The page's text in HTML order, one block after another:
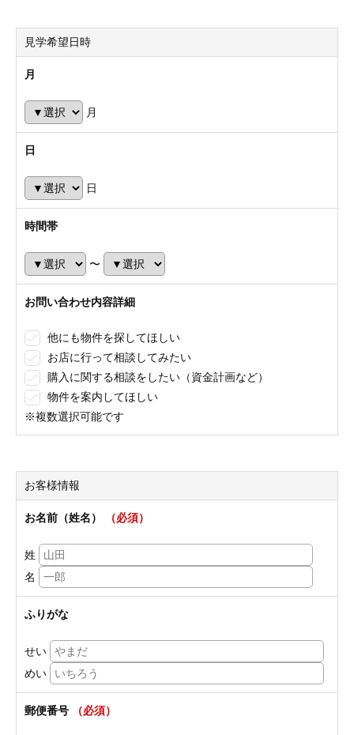
見学希望日時
月
月
日
日
時間帯
〜
お問い合わせ内容詳細
他にも物件を探してほしい
お店に行って相談してみたい
購入に関する相談をしたい（資金計画など）
物件を案内してほしい
※複数選択可能です
お客様情報
お名前（姓名） （必須）
姓
名
ふりがな
せい
めい
郵便番号 （必須）